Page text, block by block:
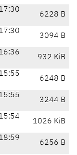
6228 B
3094 B
932 KiB
6248 B
3244 B
1026 KiB
6256 B